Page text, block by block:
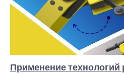
Применение технологий